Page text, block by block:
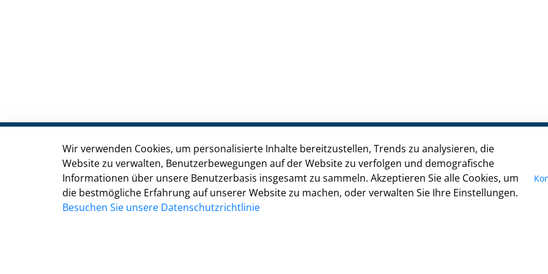
Stadt Troisdorf
Kölner Straße 176, 53840 Troisdorf
02241 900-0
Kontakt
Impressum
Datenschutz
Wir verwenden Cookies, um personalisierte Inhalte bereitzustellen, Trends zu analysieren, die
Website zu verwalten, Benutzerbewegungen auf der Website zu verfolgen und demografische
Informationen über unsere Benutzerbasis insgesamt zu sammeln. Akzeptieren Sie alle Cookies, um
die bestmögliche Erfahrung auf unserer Website zu machen, oder verwalten Sie Ihre Einstellungen.
Besuchen Sie unsere Datenschutzrichtlinie